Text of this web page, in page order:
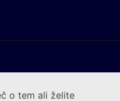
o tem ali želite